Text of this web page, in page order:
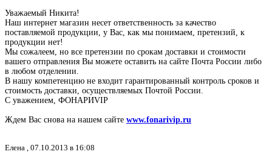
Уважаемый Никита!
Наш интернет магазин несет ответственность за качество
поставляемой продукции, у Вас, как мы понимаем, претензий, к
продукции нет!
Мы сожалеем, но все претензии по срокам доставки и стоимости
вашего отправления Вы можете оставить на сайте Почта России либо
в любом отделении.
В нашу компетенцию не входит гарантированный контроль сроков и
стоимость доставки, осуществляемых Почтой России.
С уважением, ФОНАРИVIP
Ждем Вас снова на нашем сайте www.fonarivip.ru
Елена , 07.10.2013 в 16:08